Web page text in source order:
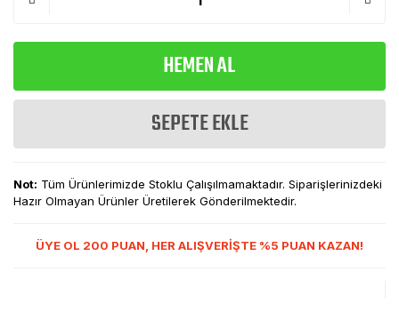
HEMEN AL
SEPETE EKLE
Not: Tüm Ürünlerimizde Stoklu Çalışılmamaktadır. Siparişlerinizdeki
Hazır Olmayan Ürünler Üretilerek Gönderilmektedir.
ÜYE OL 200 PUAN, HER ALIŞVERİŞTE %5 PUAN KAZAN!